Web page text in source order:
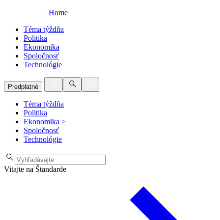
Home
Téma týždňa
Politika
Ekonomika
Spoločnosť
Technológie
Predplatné
Téma týždňa
Politika
Ekonomika >
Spoločnosť
Technológie
Vitajte na Štandarde